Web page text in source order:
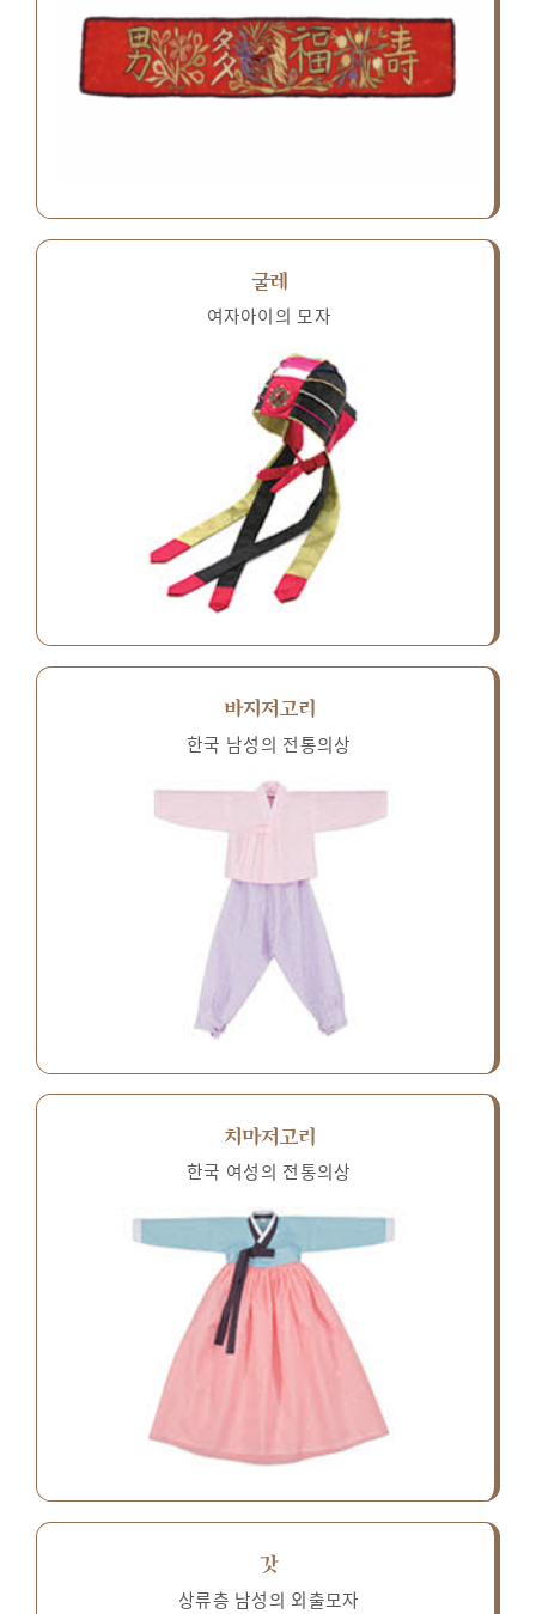
굴레
여자아이의 모자
바지저고리
한국 남성의 전통의상
치마저고리
한국 여성의 전통의상
갓
상류층 남성의 외출모자